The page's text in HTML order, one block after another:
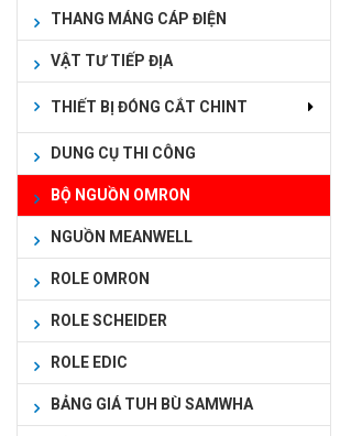
THANG MÁNG CÁP ĐIỆN
VẬT TƯ TIẾP ĐỊA
THIẾT BỊ ĐÓNG CẮT CHINT
DUNG CỤ THI CÔNG
BỘ NGUỒN OMRON
NGUỒN MEANWELL
ROLE OMRON
ROLE SCHEIDER
ROLE EDIC
BẢNG GIÁ TUH BÙ SAMWHA